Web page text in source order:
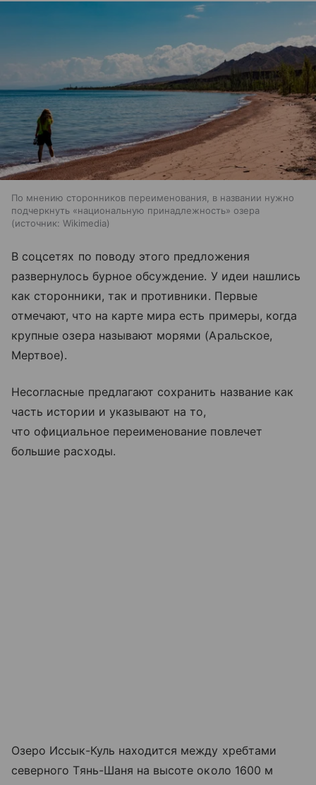
По мнению сторонников переименования, в названии нужно
подчеркнуть «национальную принадлежность» озера
источник: Wikimedia
В соцсетях по поводу этого предложения
развернулось бурное обсуждение. У идеи нашлись
как сторонники, так и противники. Первые
отмечают, что на карте мира есть примеры, когда
крупные озера называют морями (Аральское,
Мертвое).
Несогласные предлагают сохранить название как
часть истории и указывают на то,
что официальное переименование повлечет
большие расходы.
Озеро Иссык-Куль находится между хребтами
северного Тянь-Шаня на высоте около 1600 м